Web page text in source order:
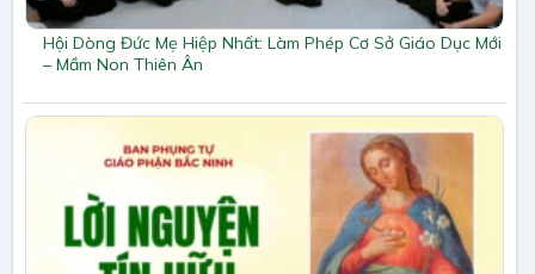
Hội Dòng Đức Mẹ Hiệp Nhất: Làm Phép Cơ Sở Giáo Dục Mới
– Mầm Non Thiên Ân